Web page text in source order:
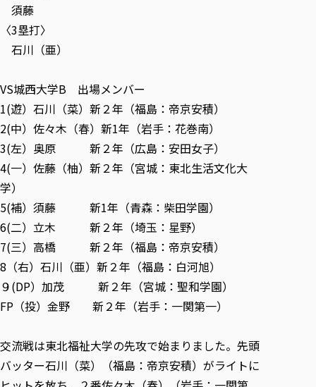
須藤
〈3塁打〉
石川（亜）
VS城西大学B 出場メンバー
1(遊）石川（菜）新２年（福島：帝京安積）
2(中）佐々木（春）新1年（岩手：花巻南）
3(左）奥原 新２年（広島：安田女子）
4(一）佐藤（柚）新２年（宮城：東北生活文化大
学）
5(補）須藤 新1年（青森：柴田学園）
6(二）立木 新２年（埼玉：星野）
7(三）高橋 新２年（福島：帝京安積）
8（右）石川（亜）新２年（福島：白河旭）
９(DP）加茂 新２年（宮城：聖和学園）
FP（投）金野 新２年（岩手：一関第一）
交流戦は東北福祉大学の先攻で始まりました。先頭
バッター石川（菜）（福島：帝京安積）がライトに